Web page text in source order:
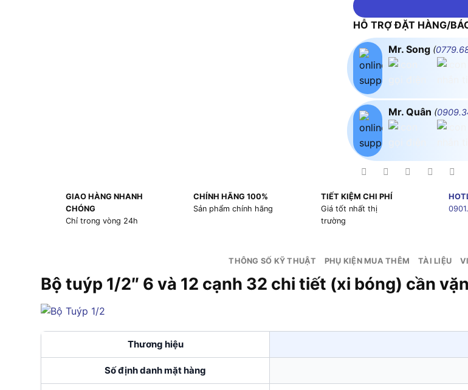
HỖ TRỢ ĐẶT HÀNG/
Mr. Song (
Mr. Quân (
GIAO HÀNG NHANH
CHÓNG
Chỉ trong vòng 24h
CHÍNH HÃNG 100%
Sản phẩm chính hãng
TIẾT KIỆM CHI PHÍ
Giá tốt nhất thị
trường
THÔNG SỐ KỸ THUẬT PHỤ KIỆN MUA THÊM TÀI LIỆU
Bộ tuýp 1/2″ 6 và 12 cạnh 32 chi tiết (xi bóng) cần
Thương hiệu
Số định danh mặt hàng